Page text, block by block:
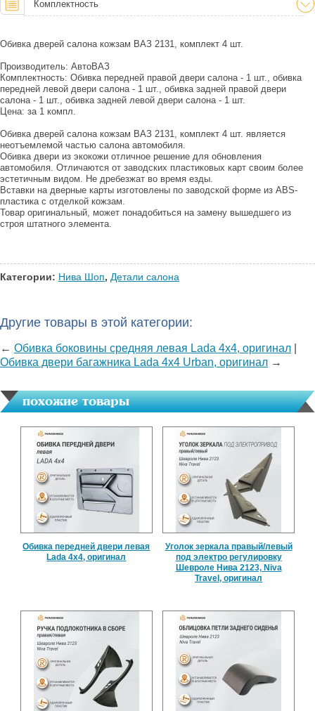
Комплектность
Обивка дверей салона кожзам ВАЗ 2131, комплект 4 шт.
Производитель: АвтоВАЗ
Комплектность: Обивка передней правой двери салона - 1 шт., обивка
передней левой двери салона - 1 шт., обивка задней правой двери
салона - 1 шт., обивка задней левой двери салона - 1 шт.
Цена: за 1 компл.
Обивка дверей салона кожзам ВАЗ 2131, комплект 4 шт. является
неотъемлемой частью салона автомобиля.
Обивка двери из экокожи отличное решение для обновления
автомобиля. Отличаются от заводских пластиковых карт своим более
эстетичным видом. Не дребезжат во время езды.
Вставки на дверные карты изготовлены по заводской форме из ABS-
пластика с отделкой кожзам.
Товар оригинальный, может понадобиться на замену вышедшего из
строя штатного элемента.
Категории: Нива Шоп, Детали салона
Другие товары в этой категории:
← Обивка боковины средняя левая Lada 4x4, оригинал
Обивка двери багажника Lada 4x4 Urban, оригинал →
похожие товары
Обивка передней двери левая
Lada 4x4, оригинал
Уголок зеркала правый/левый
под электро регулировку
Шевроле Нива 2123, Niva
Travel, оригинал